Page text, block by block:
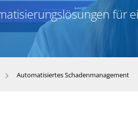
für
Automatisiertes Schadenmanagement